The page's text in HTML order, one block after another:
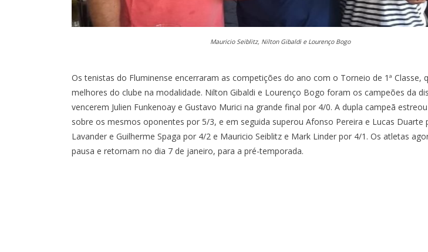
Mauricio Seiblitz, Nilton Gibaldi e Lourenço Bogo
Os tenistas do Fluminense encerraram as competições do ano com o Torneio de 1ª Classe,
melhores do clube na modalidade. Nilton Gibaldi e Lourenço Bogo foram os campeões da
vencerem Julien Funkenoay e Gustavo Murici na grande final por 4/0. A dupla campeã
sobre os mesmos oponentes por 5/3, e em seguida superou Afonso Pereira e Lucas Duarte
Lavander e Guilherme Spaga por 4/2 e Mauricio Seiblitz e Mark Linder por 4/1. Os atletas
pausa e retornam no dia 7 de janeiro, para a pré-temporada.